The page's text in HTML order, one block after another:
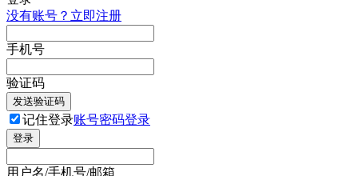
没有账号？立即注册
手机号
验证码
发送验证码
记住登录账号密码登录
登录
用户名/手机号/邮箱